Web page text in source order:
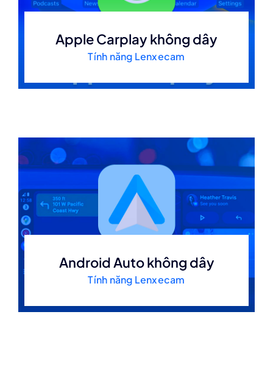
Apple Carplay không dây
Tính năng Lenxecam
Android Auto không dây
Tính năng Lenxecam